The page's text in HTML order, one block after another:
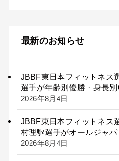
最新のお知らせ
JBBF東日本フィットネス
選手が年齢別優勝・身長別
2026年8月4日
JBBF東日本フィットネス
村理駆選手がオールジャ
2026年8月4日